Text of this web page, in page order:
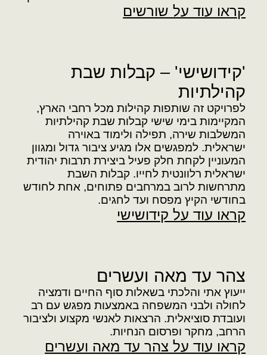
משב
קראו עוד על שורשים
'קידושישי' – קבלות שבת
קהילתיות
לפרויקט זה שותפות קהילות מכל רחבי הארץ,
המקיימות בימי שישי קבלות שבת קהילתיות
המשלבות שירה, תפילה ולימוד באוירה
ישראלית. למפגשים אלו מגיע ציבור גדול ומגוון
המעוניין לקחת חלק פעיל ביצירת תרבות יהודית
ישראלית רלוונטית לחייו. קבלות השבת
מתרחשות לרוב במרחבים פתוחים, אחת לחודש
בחודשי הקיץ מפסח ועד לחגים.
קראו עוד על קידושישי
צהר עד מאה ועשרים
ייעוץ אתי והלכתי בשאלות סוף החיים ודמציה
לחולה ולבני המשפחה באמצעות מפגש עם רב
ועובדת סוציאלית. הרצאות לאנשי מקצוע ולציבור
הרחב, מחקר ופרסום הנחיות.
קראו עוד על צהר עד מאה ועשרים